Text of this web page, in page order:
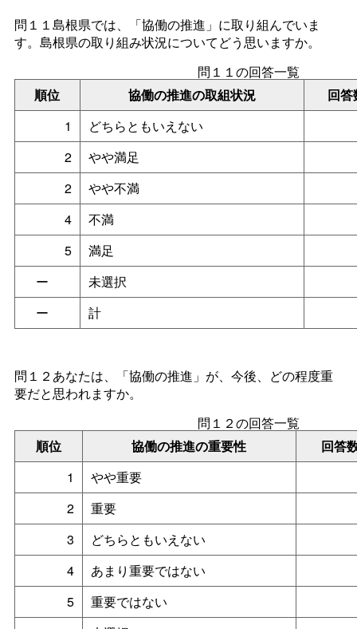
問１１島根県では、「協働の推進」に取り組んでいま
す。島根県の取り組み状況についてどう思いますか。
問１１の回答一覧
順位
協働の推進の取組状況
回答
1
どちらともいえない
2
やや満足
2
やや不満
4
不満
5
満足
ー
未選択
ー
計
問１２あなたは、「協働の推進」が、今後、どの程度重
要だと思われますか。
問１２の回答一覧
順位
協働の推進の重要性
回答
1
やや重要
2
重要
3
どちらともいえない
4
あまり重要ではない
5
重要ではない